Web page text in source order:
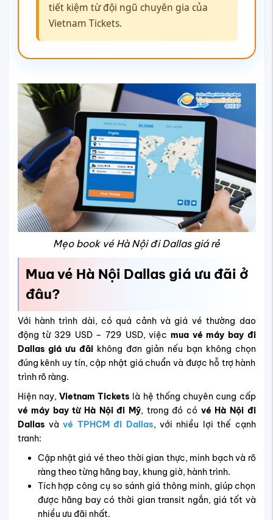
tiết kiệm từ đội ngũ chuyên gia của
Vietnam Tickets.
Mẹo book vé Hà Nội đi Dallas giá rẻ
Mua vé Hà Nội Dallas giá ưu đãi ở
đâu?
Với hành trình dài, có quá cảnh và giá vé thường dao
động từ 329 USD – 729 USD, việc mua vé máy bay đi
Dallas giá ưu đãi không đơn giản nếu bạn không chọn
đúng kênh uy tín, cập nhật giá chuẩn và được hỗ trợ hành
trình rõ ràng.
Hiện nay, Vietnam Tickets là hệ thống chuyên cung cấp
vé máy bay từ Hà Nội đi Mỹ, trong đó có vé Hà Nội đi
Dallas và vé TPHCM đi Dallas, với nhiều lợi thế cạnh
tranh:
Cập nhật giá vé theo thời gian thực, minh bạch và rõ
ràng theo từng hãng bay, khung giờ, hành trình.
Tích hợp công cụ so sánh giá thông minh, giúp chọn
được hãng bay có thời gian transit ngắn, giá tốt và
nhiều ưu đãi nhất.